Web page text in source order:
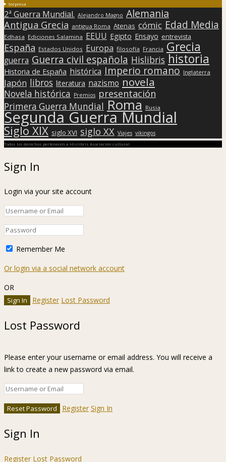
Sorpresa
2ª Guerra Mundial. Alejandro Magno Alemania
Antigua Grecia antigua Roma Atenas cómic Edad Media
Edhasa Ediciones Salamina EEUU Egipto Ensayo entrevista
España Estados Unidos Europa filosofía Francia Grecia
guerra Guerra civil española Hislibris historia
Historia de España histórica Imperio romano Inglaterra
Japón libros literatura nazismo novela
Novela histórica Premios presentación
Primera Guerra Mundial Roma Rusia
Segunda Guerra Mundial
Siglo XIX siglo XVI siglo XX Viajes vikingos
Todos los derechos pertenecen a Hislibris Asociación cultural
Sign In
Login via your site account
Remember Me
Or login via a social network account
OR
Register Lost Password
Lost Password
Please enter your username or email address. You will receive a
link to create a new password via email.
Register Sign In
Sign In
Register Lost Password